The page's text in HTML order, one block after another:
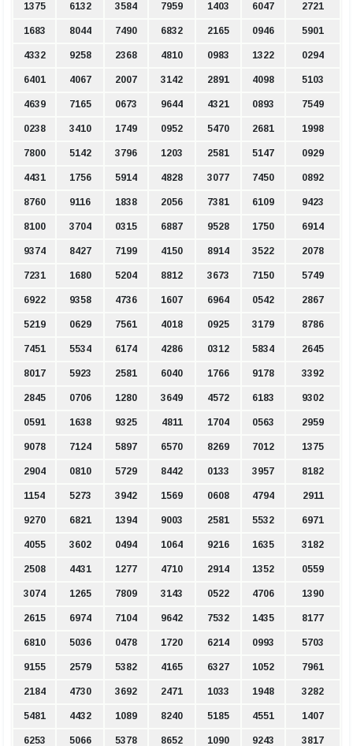
1375 6132 3584 7959 1403 6047 2721
1683 8044 7490 6832 2165 0946 5901
4332 9258 2368 4810 0983 1322 0294
6401 4067 2007 3142 2891 4098 5103
4639 7165 0673 9644 4321 0893 7549
0238 3410 1749 0952 5470 2681 1998
7800 5142 3796 1203 2581 5147 0929
4431 1756 5914 4828 3077 7450 0892
8760 9116 1838 2056 7381 6109 9423
8100 3704 0315 6887 9528 1750 6914
9374 8427 7199 4150 8914 3522 2078
7231 1680 5204 8812 3673 7150 5749
6922 9358 4736 1607 6964 0542 2867
5219 0629 7561 4018 0925 3179 8786
7451 5534 6174 4286 0312 5834 2645
8017 5923 2581 6040 1766 9178 3392
2845 0706 1280 3649 4572 6183 9302
0591 1638 9325 4811 1704 0563 2959
9078 7124 5897 6570 8269 7012 1375
2904 0810 5729 8442 0133 3957 8182
1154 5273 3942 1569 0608 4794 2911
9270 6821 1394 9003 2581 5532 6971
4055 3602 0494 1064 9216 1635 3182
2508 4431 1277 4710 2914 1352 0559
3074 1265 7809 3143 0522 4706 1390
2615 6974 7104 9642 7532 1435 8177
6810 5036 0478 1720 6214 0993 5703
9155 2579 5382 4165 6327 1052 7961
2184 4730 3692 2471 1033 1948 3282
5481 4432 1089 8240 5185 4551 1407
6253 5066 5378 8652 1090 9243 3817